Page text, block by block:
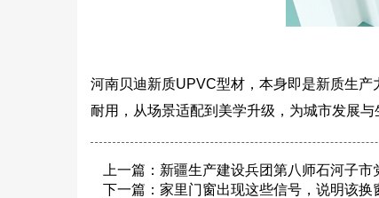
河南贝迪新质UPVC型材，本身即是新质生产
耐用，从场景适配到美学升级，为城市发展
上一篇： 新疆生产建设兵团第八师石河子
下一篇： 家里门窗出现这些信号，说明该换